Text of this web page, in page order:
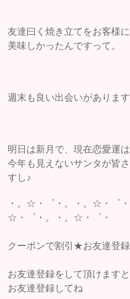
友達曰く焼き立てをお客様
美味しかったんですって。
週末も良い出会いがありま
明日は新月で、現在恋愛運
今年も見えないサンタが皆
すし♪
・。☆・゜・。・。☆・゜
☆・゜・。・。☆・゜・
クーポンで割引★お友達登
お友達登録をして頂けます
お友達登録してね